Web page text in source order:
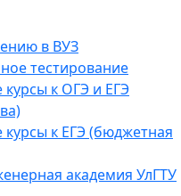
в ВУЗ
тестирование
к ОГЭ и ЕГЭ
к ЕГЭ (бюджетная
академия УлГТУ